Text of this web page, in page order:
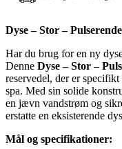
Dyse – Stor –
Har du brug for en ny
Denne Dyse – Stor –
reservedel, der er
spa. Med sin solide
en jævn vandstrøm og
erstatte en eksisterende
Mål og specifikationer: